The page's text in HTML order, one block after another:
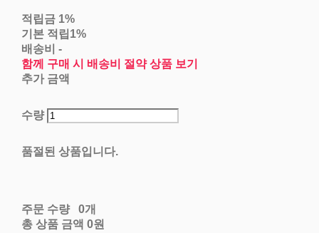
적립금 1%
기본 적립 1%
배송비 -
함께 구매 시 배송비 절약 상품 보기
추가 금액
수량
품절된 상품입니다.
주문 수량
0개
총 상품 금액 0원